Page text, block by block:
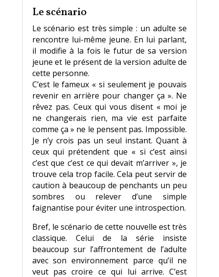
Le scénario
Le scénario est très simple : un adulte se
rencontre lui-même jeune. En lui parlant,
il modifie à la fois le futur de sa version
jeune et le présent de la version adulte de
cette personne.
C’est le fameux « si seulement je pouvais
revenir en arrière pour changer ça ». Ne
rêvez pas. Ceux qui vous disent « moi je
ne changerais rien, ma vie est parfaite
comme ça » ne le pensent pas. Impossible.
Je n’y crois pas un seul instant. Quant à
ceux qui prétendent que « si c’est ainsi
c’est que c’est ce qui devait m’arriver », je
trouve cela trop facile. Cela peut servir de
caution à beaucoup de penchants un peu
sombres ou relever d’une simple
faignantise pour éviter une introspection.
Bref, le scénario de cette nouvelle est très
classique. Celui de la série insiste
beaucoup sur l’affrontement de l’adulte
avec son environnement parce qu’il ne
veut pas croire ce qui lui arrive. C’est